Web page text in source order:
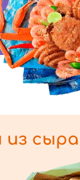
из сыра